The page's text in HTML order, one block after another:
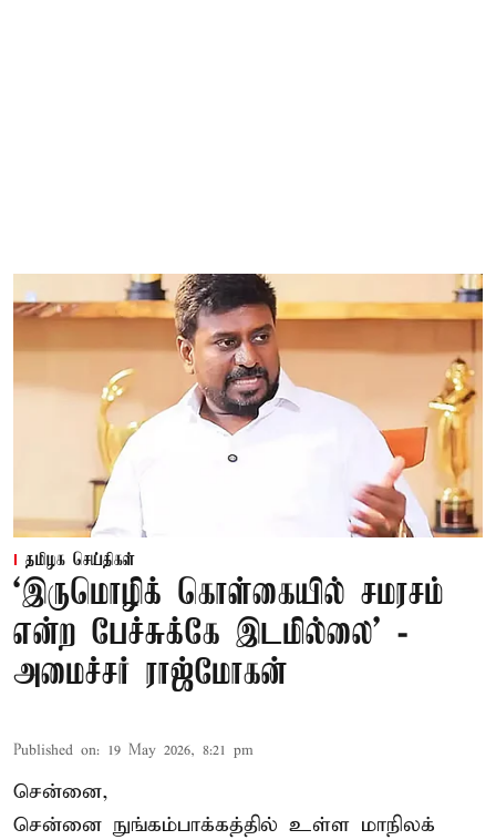
தமிழக செய்திகள்
‘இருமொழிக் கொள்கையில் சமரசம்
என்ற பேச்சுக்கே இடமில்லை’ -
அமைச்சர் ராஜ்மோகன்
Published on: 19 May 2026, 8:21 pm
சென்னை,
சென்னை நுங்கம்பாக்கத்தில் உள்ள மாநிலக்